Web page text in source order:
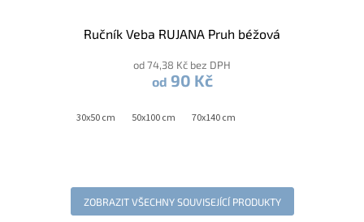
Ručník Veba RUJANA Pruh béžová
od 74,38 Kč bez DPH
od 90 Kč
30x50 cm 50x100 cm 70x140 cm
ZOBRAZIT VŠECHNY SOUVISEJÍCÍ PRODUKTY